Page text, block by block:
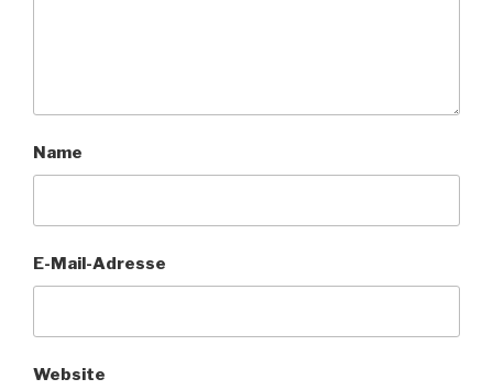
Name
E-Mail-Adresse
Website